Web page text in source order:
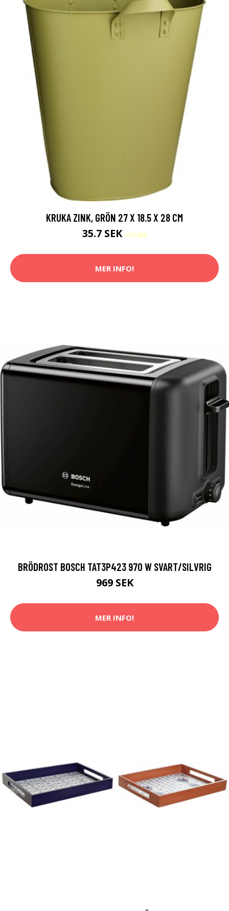
KRUKA ZINK, GRÖN 27 X 18.5 X 28 CM
35.7 SEK 119 SEK
MER INFO!
BRÖDROST BOSCH TAT3P423 970 W SVART/SILVRIG
969 SEK
MER INFO!